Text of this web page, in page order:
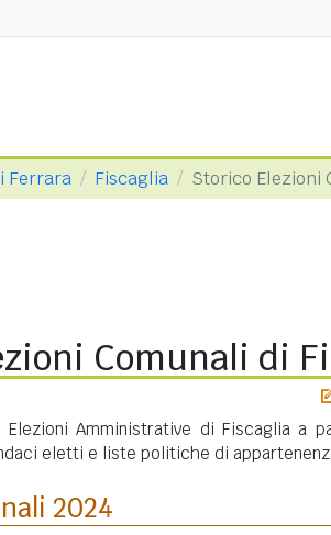
Ferrara Fiscaglia Storico Elezioni
Comunali di
Amministrative di Fiscaglia a
eletti e liste politiche di
2024